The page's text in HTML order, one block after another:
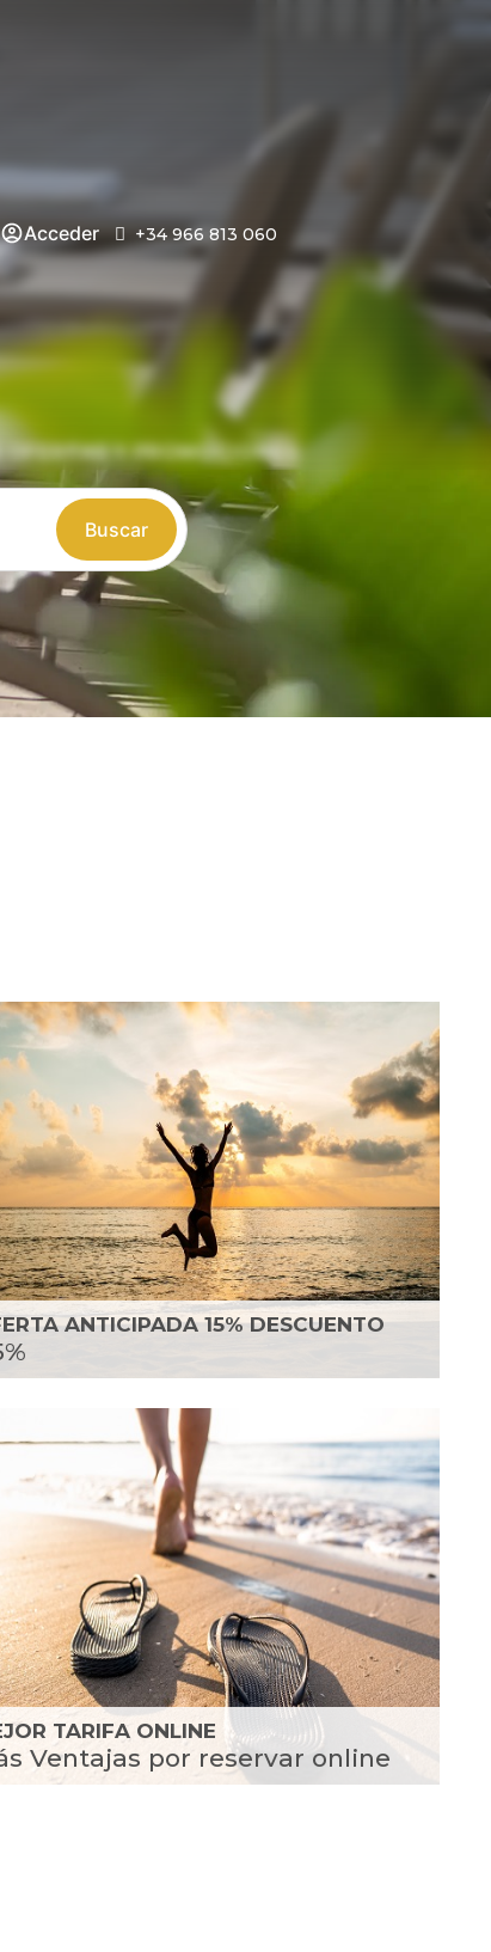
Acceder +34 966 813 060
Y PROMOCIONES
Buscar
ANTICIPADA 15% DESCUENTO
TARIFA ONLINE
Ventajas por reservar online